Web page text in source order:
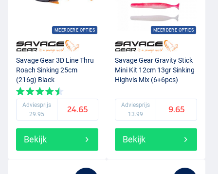
MEERDERE OPTIES
Savage Gear 3D Line Thru
Roach Sinking 25cm
(216g) Black
Adviesprijs
29.95
24.65
Bekijk
MEERDERE OPTIES
Savage Gear Gravity Stick
Mini Kit 12cm 13gr Sinking
Highvis Mix (6+6pcs)
Adviesprijs
13.99
9.65
Bekijk